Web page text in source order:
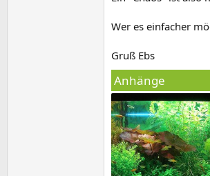
Wer es einfacher
Gruß Ebs
Anhänge